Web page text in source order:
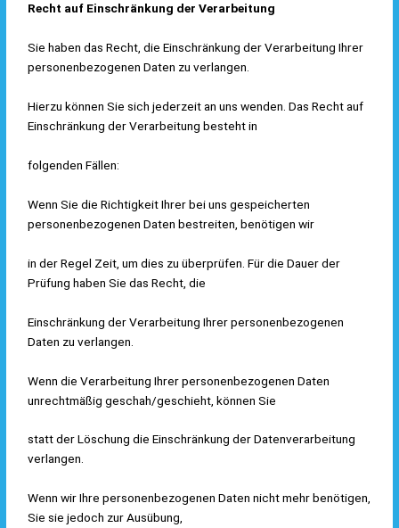
Recht auf Einschränkung der Verarbeitung
Sie haben das Recht, die Einschränkung der Verarbeitung Ihrer
personenbezogenen Daten zu verlangen.
Hierzu können Sie sich jederzeit an uns wenden. Das Recht auf
Einschränkung der Verarbeitung besteht in
folgenden Fällen:
Wenn Sie die Richtigkeit Ihrer bei uns gespeicherten
personenbezogenen Daten bestreiten, benötigen wir
in der Regel Zeit, um dies zu überprüfen. Für die Dauer der
Prüfung haben Sie das Recht, die
Einschränkung der Verarbeitung Ihrer personenbezogenen
Daten zu verlangen.
Wenn die Verarbeitung Ihrer personenbezogenen Daten
unrechtmäßig geschah/geschieht, können Sie
statt der Löschung die Einschränkung der Datenverarbeitung
verlangen.
Wenn wir Ihre personenbezogenen Daten nicht mehr benötigen,
Sie sie jedoch zur Ausübung,